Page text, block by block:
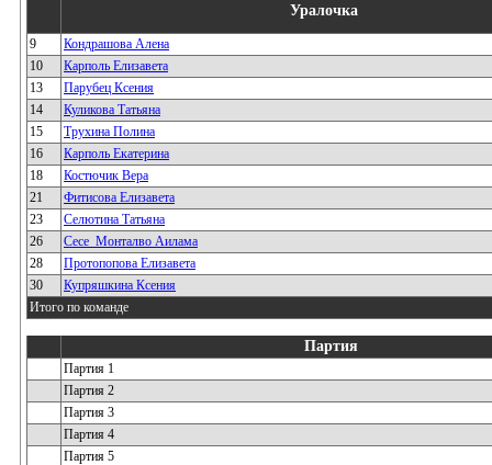
Уралочка
9
Кондрашова Алена
10
Карполь Елизавета
13
Парубец Ксения
14
Куликова Татьяна
15
Трухина Полина
16
Карполь Екатерина
18
Костючик Вера
21
Фитисова Елизавета
23
Селютина Татьяна
26
Сесе_Монталво Аилама
28
Протопопова Елизавета
30
Купряшкина Ксения
Итого по команде
Партия
Партия 1
Партия 2
Партия 3
Партия 4
Партия 5